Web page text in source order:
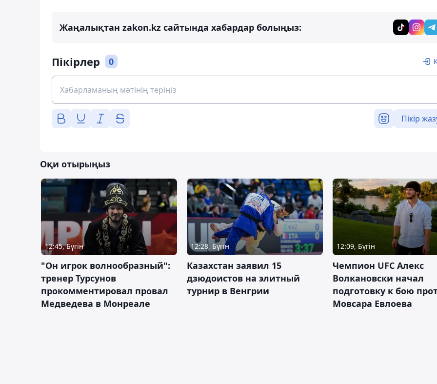
Жаңалықтан zakon.kz сайтында хабардар болыңыз:
Пікірлер 0
Пікір
Оқи отырыңыз
12:45, Бүгін
"Он игрок волнообразный":
тренер Турсунов
прокомментировал провал
Медведева в Монреале
12:28, Бүгін
Казахстан заявил 15
дзюдоистов на элитный
турнир в Венгрии
12:09, Бүгін
Чемпион UFC Алекс
Волкановски начал
подготовку к бою
Мовсара Евлоева